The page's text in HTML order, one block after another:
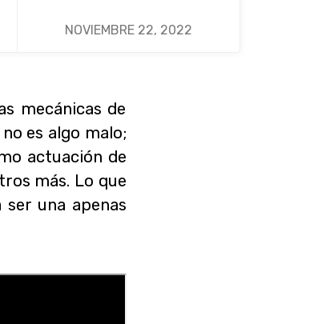
NOVIEMBRE 22, 2022
mecánicas de
es algo malo;
actuación de
más. Lo que
una apenas